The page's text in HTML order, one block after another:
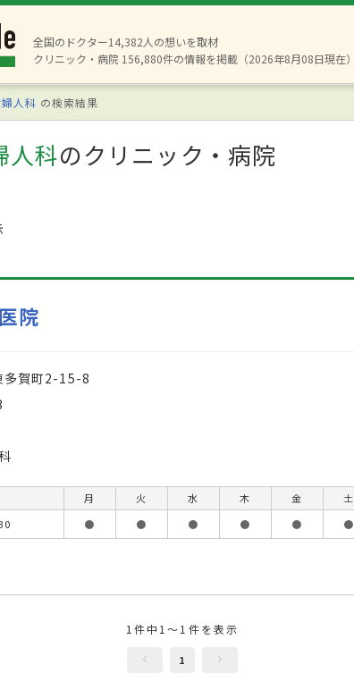
全国のドクター14,382人の想いを取材
クリニック・病院 156,880件の情報を掲載（2026年8月08日現在）
人科 の検索結果
人科のクリニック・病院
院
多賀町2-15-8
月 火 水 木 金 土
● ● ● ● ● ●
1件中1～1件を表示
1